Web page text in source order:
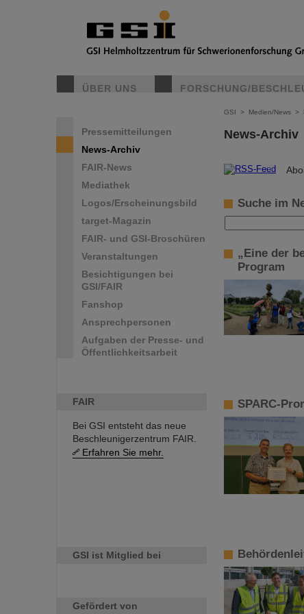
ÜBER UNS FORSCHUNG/
Pressemitteilungen
News-Archiv
FAIR-News
Mediathek
Logos/Erscheinungsbild
target-Magazin
FAIR- und GSI-Broschüren
Veranstaltungen
Besichtigungen bei
GSI/FAIR
Fanshop
Ansprechpersonen
Aufgaben der Presse- und
Öffentlichkeitsarbeit
FAIR
Bei GSI entsteht das neue
Beschleunigerzentrum FAIR.
Erfahren Sie mehr.
GSI ist Mitglied bei
Gefördert von
GSI > Medien/News >
News-Archiv
©
Suche im
„Eine der
Program
SPARC-